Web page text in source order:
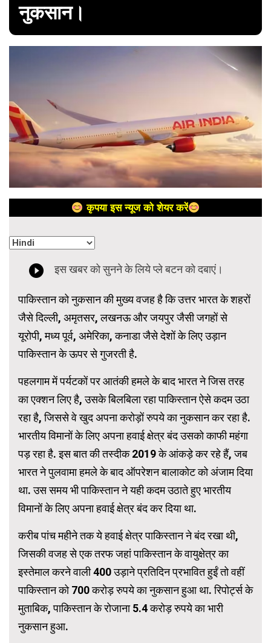
नुकसान।
कृपया इस न्यूज को शेयर करें
पाकिस्तान को नुकसान की मुख्य वजह है कि उत्तर भारत के शहरों
जैसे दिल्ली, अमृतसर, लखनऊ और जयपुर जैसी जगहों से
यूरोपी, मध्य पूर्व, अमेरिका, कनाडा जैसे देशों के लिए उड़ान
पाकिस्तान के ऊपर से गुजरती है.
पहलगाम में पर्यटकों पर आतंकी हमले के बाद भारत ने जिस तरह
का एक्शन लिए है, उसके बिलबिला रहा पाकिस्तान ऐसे कदम उठा
रहा है, जिससे वे खुद अपना करोड़ों रुपये का नुकसान कर रहा है.
भारतीय विमानों के लिए अपना हवाई क्षेत्र बंद उसको काफी महंगा
पड़ रहा है. इस बात की तस्दीक 2019 के आंकड़े कर रहे हैं, जब
भारत ने पुलवामा हमले के बाद ऑपरेशन बालाकोट को अंजाम दिया
था. उस समय भी पाकिस्तान ने यही कदम उठाते हुए भारतीय
विमानों के लिए अपना हवाई क्षेत्र बंद कर दिया था.
करीब पांच महीने तक ये हवाई क्षेत्र पाकिस्तान ने बंद रखा थी,
जिसकी वजह से एक तरफ जहां पाकिस्तान के वायुक्षेत्र का
इस्तेमाल करने वाली 400 उड़ाने प्रतिदिन प्रभावित हुईं तो वहीं
पाकिस्तान को 700 करोड़ रुपये का नुकसान हुआ था. रिपोर्ट्स के
मुताबिक, पाकिस्तान के रोजाना 5.4 करोड़ रुपये का भारी
नुकसान हुआ.